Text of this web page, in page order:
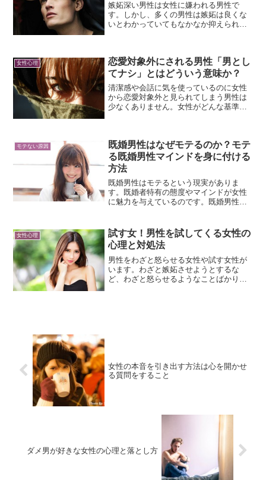
嫉妬深い男性は女性に嫌われる男性で
す。しかし、多くの男性は嫉妬は良くな
いとわかっていてもなかなか抑えられず
知ることが欠かせません。人はなぜ嫉妬
するのか、嫉妬深い男性が女性に嫌われ
る理由、そして気持ちをコントロール
し、女性に嫌わないようにする対処法に
ついてお話しします。
女性心理
恋愛対象外にされる男性「男とし
てナシ」とはどういう意味か？
清潔感や会話に気を使っているのに女性
から恋愛対象外と見られてしまう男性は
少なくありません。女性がどんな基準で
しょうか？
モテない原因
既婚男性はなぜモテるのか？モテ
る既婚男性マインドを身に付ける
方法
既婚男性はモテるという現実がありま
す。既婚者特有の態度やマインドが女性
に魅力を与えているのです。既婚男性マ
モテるマインドを身に付ける方法につい
てお話しします。
女性心理
試す女！男性を試してくる女性の
心理と対処法
男性をわざと怒らせる女性や試す女性が
います。わざと嫉妬させようとするな
ど、わざと怒らせるようなことばかりす
女性の本音を引き出す方法は心を開かせ
る質問をすること
ダメ男が好きな女性の心理と落とし方